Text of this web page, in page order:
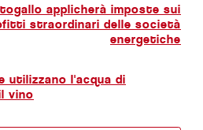
applicherà imposte sui
straordinari delle società
energetiche
utilizzano l'acqua di
vino